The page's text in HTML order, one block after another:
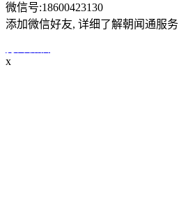
微信号:18600423130
添加微信好友, 详细了解朝闻通服务
x